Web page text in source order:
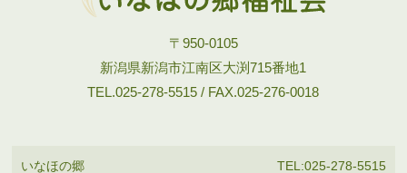
〒950-0105
新潟県新潟市江南区大渕715番地1
TEL.025-278-5515 / FAX.025-276-0018
いなほの郷 TEL:025-278-5515